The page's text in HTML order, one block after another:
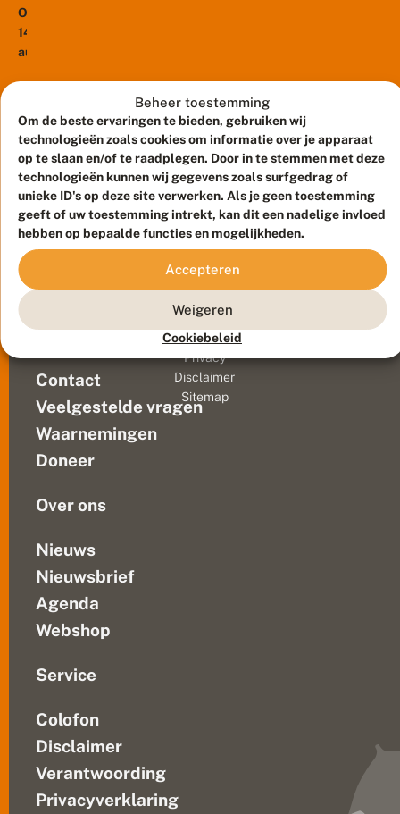
Beheer toestemming
Om de beste ervaringen te bieden, gebruiken wij
technologieën zoals cookies om informatie over je apparaat
op te slaan en/of te raadplegen. Door in te stemmen met deze
technologieën kunnen wij gegevens zoals surfgedrag of
unieke ID's op deze site verwerken. Als je geen toestemming
geeft of uw toestemming intrekt, kan dit een nadelige invloed
hebben op bepaalde functies en mogelijkheden.
Accepteren
Weigeren
Cookiebeleid
e
c
h
s
H
e
u
v
e
l
r
u
g
een
kennisspecial
en
die
vorige
maand
werd
afgesloten
in
het
Nationaal...
e
k
p
l
a
-
e
n
d
i
r
s
o
o
r
t
e
Op
14
augustus
24
uur
durende
excursiemarathon
in
de
natuur
op
Terschelling.
Volg
het
social
media
zelf
Contact
Veelgestelde vragen
Waarnemingen
Doneer
Over ons
Nieuws
Nieuwsbrief
Agenda
Webshop
Service
Colofon
Disclaimer
Verantwoording
Privacyverklaring
Duurzaam ontwikkeld doorGo2People
Blue Field Agency
Privacy
Disclaimer
Sitemap